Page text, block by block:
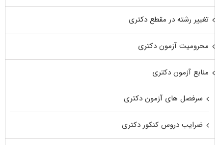
تغییر رشته در مقطع دکتری
محرومیت آزمون دکتری
منابع آزمون دکتری
سرفصل های آزمون دکتری
ضرایب دروس کنکور دکتری